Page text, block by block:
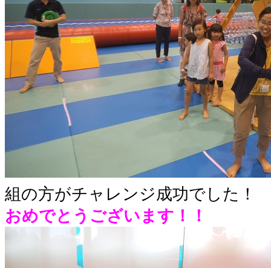
組の方がチャレンジ成功でした！
おめでとうございます！！